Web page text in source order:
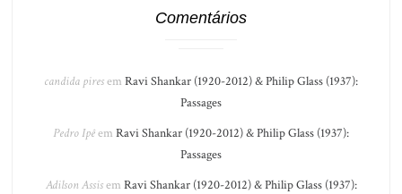
Comentários
candida piresem Ravi Shankar (1920-2012) & Philip Glass (1937):
Passages
Pedro Ipêem Ravi Shankar (1920-2012) & Philip Glass (1937):
Passages
Adilson Assisem Ravi Shankar (1920-2012) & Philip Glass (1937):